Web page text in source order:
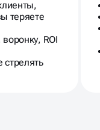
теряете
ROI
стрелять